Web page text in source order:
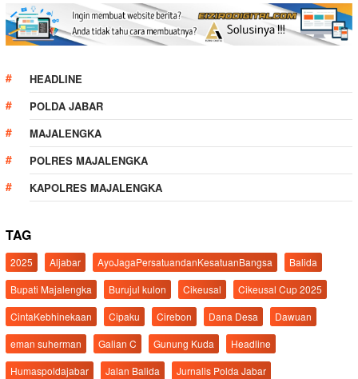
HEADLINE
POLDA JABAR
MAJALENGKA
POLRES MAJALENGKA
KAPOLRES MAJALENGKA
TAG
2025 Aljabar AyoJagaPersatuandanKesatuanBangsa
Balida
Bupati Majalengka
Burujul kulon Cikeusal
Cikeusal Cup 2025
CintaKebhinekaan
Cipaku Cirebon Dana Desa
Dawuan
eman suherman
Galian C Gunung Kuda
Headline
Humaspoldajabar
Jalan Balida
Jurnalis Polda Jabar